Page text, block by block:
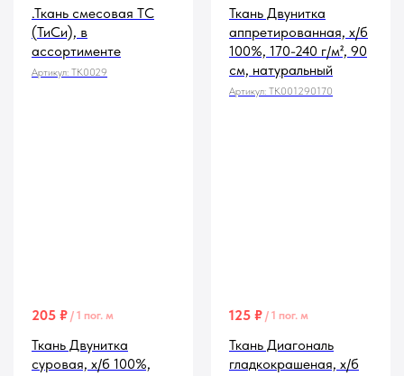
.Ткань смесовая TC
(ТиСи), в
ассортименте
Артикул: TK0029
Ткань Двунитка
аппретированная, х/б
100%, 170-240 г/м², 90
см, натуральный
Артикул: TK001290170
205 ₽ / 1 пог. м
Ткань Двунитка
суровая, х/б 100%,
125 ₽ / 1 пог. м
Ткань Диагональ
гладкокрашеная, х/б